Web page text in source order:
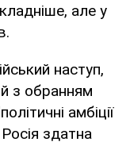
але у
наступ,
з обранням
амбіції
здатна